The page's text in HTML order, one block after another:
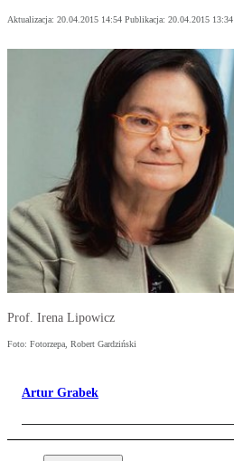
Aktualizacja: 20.04.2015 14:54 Publikacja: 20.04.2015 13:34
Prof. Irena Lipowicz
Foto: Fotorzepa, Robert Gardziński
Artur Grabek